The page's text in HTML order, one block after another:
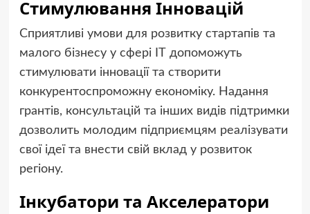
Стимулювання Інновацій
Сприятливі умови для розвитку стартапів та
малого бізнесу у сфері ІТ допоможуть
стимулювати інновації та створити
конкурентоспроможну економіку. Надання
грантів, консультацій та інших видів підтримки
дозволить молодим підприємцям реалізувати
свої ідеї та внести свій вклад у розвиток
регіону.
Інкубатори та Акселератори